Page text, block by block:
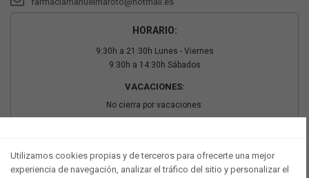
HORARIO:
9:30h a 21:30h Lunes - Viernes
9:30h a 14:30h Sábados
VACACIONES:
No cierra por vacaciones.
Utilizamos cookies propias y de terceros para ofrecerte una mejor
experiencia de navegación, analizar el tráfico del sitio y personalizar el